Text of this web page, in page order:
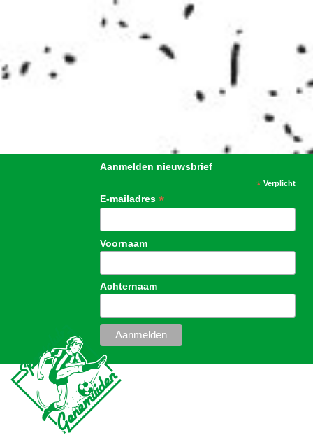
Aanmelden nieuwsbrief
*Verplicht
E-mailadres*
Voornaam
Achternaam